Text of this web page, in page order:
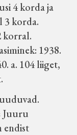
4 korda ja
3 korda.
korral.
1938.
a. 104 liiget,
Juuru
endist